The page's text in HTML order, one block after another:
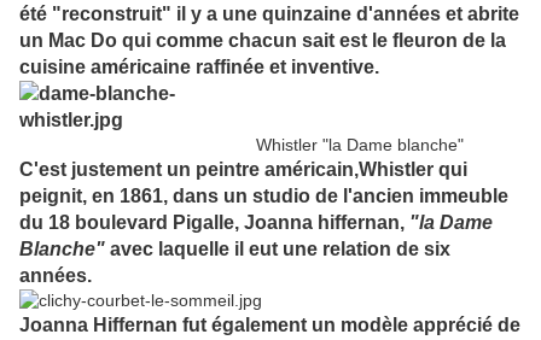
été "reconstruit" il y a une quinzaine d'années et abrite
un Mac Do qui comme chacun sait est le fleuron de la
cuisine américaine raffinée et inventive.
Whistler "la Dame blanche"
C'est justement un peintre américain,Whistler qui
peignit, en 1861, dans un studio de l'ancien immeuble
du 18 boulevard Pigalle, Joanna hiffernan, "la Dame
Blanche" avec laquelle il eut une relation de six
années.
Joanna Hiffernan fut également un modèle apprécié de